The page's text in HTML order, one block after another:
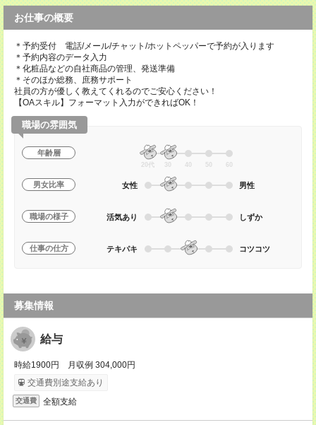
お仕事の概要
＊予約受付 電話/メール/チャット/ホットペッパーで予約が入ります
＊予約内容のデータ入力
＊化粧品などの自社商品の管理、発送準備
＊そのほか総務、庶務サポート
社員の方が優しく教えてくれるのでご安心ください！
【OAスキル】フォーマット入力ができればOK！
職場の雰囲気
年齢層
20代 30 40 50 60
男女比率 女性 男性
職場の様子 活気あり しずか
仕事の仕方 テキパキ コツコツ
募集情報
給与
時給1900円 月収例 304,000円
交通費別途支給あり
交通費 全額支給